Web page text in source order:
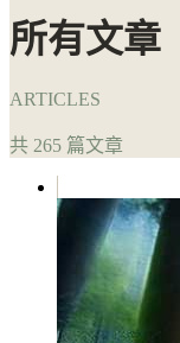
所有文章
ARTICLES
共 265 篇文章